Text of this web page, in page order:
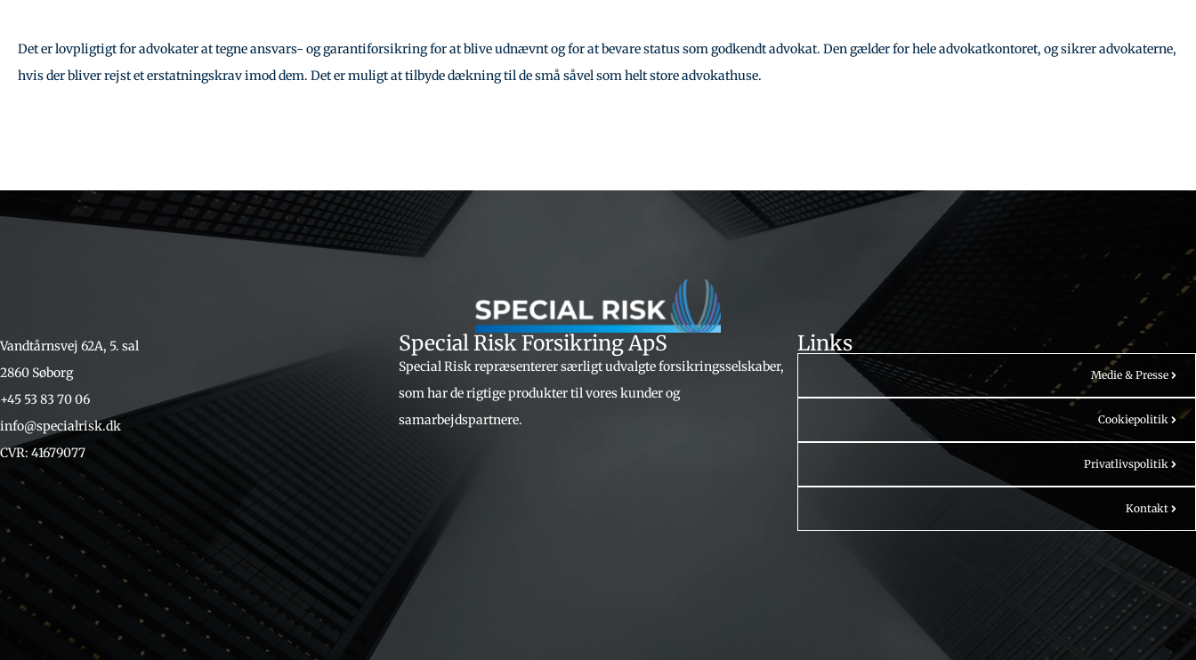
Det er lovpligtigt for advokater at tegne ansvars- og garantiforsikring for at blive udnævnt og for at bevare status som godkendt advokat. Den gælder for hele advokatkontoret, og sikrer advokaterne,
hvis der bliver rejst et erstatningskrav imod dem. Det er muligt at tilbyde dækning til de små såvel som helt store advokathuse.
Vandtårnsvej 62A, 5. sal
2860 Søborg
+45 53 83 70 06
info@specialrisk.dk
CVR: 41679077
Special Risk Forsikring ApS
Special Risk repræsenterer særligt udvalgte forsikringsselskaber,
som har de rigtige produkter til vores kunder og
samarbejdspartnere.
Links
Medie & Presse
Cookiepolitik
Privatlivspolitik
Kontakt